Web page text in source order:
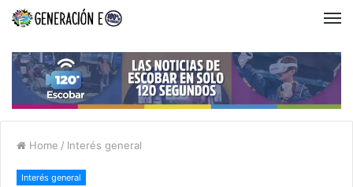
Home / Interés general
Interés general